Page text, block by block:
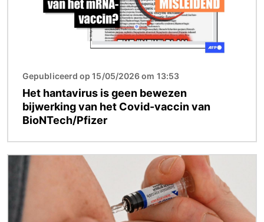
Gepubliceerd op 15/05/2026 om 13:53
Het hantavirus is geen bewezen
bijwerking van het Covid-vaccin van
BioNTech/Pfizer
Afbeelding